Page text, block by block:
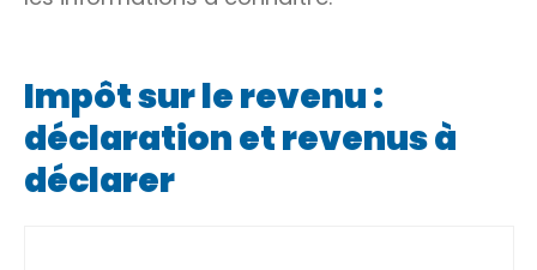
Impôt sur le revenu :
déclaration et revenus à
déclarer